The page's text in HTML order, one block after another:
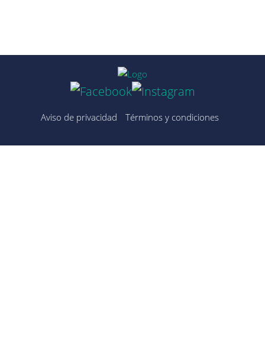
Aviso de privacidad Términos y condiciones